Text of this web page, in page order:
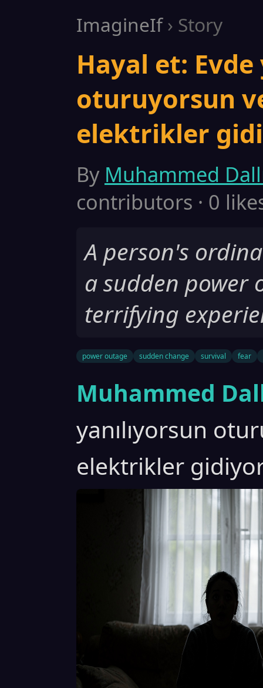
ImagineIf› Story
Hayal et: Evde
oturuyorsun
elektrikler
By Muhammed
contributors · 0
A person's
a sudden power
terrifying
power outage sudden change survival fear
Muhammed
yanılıyorsun
elektrikler